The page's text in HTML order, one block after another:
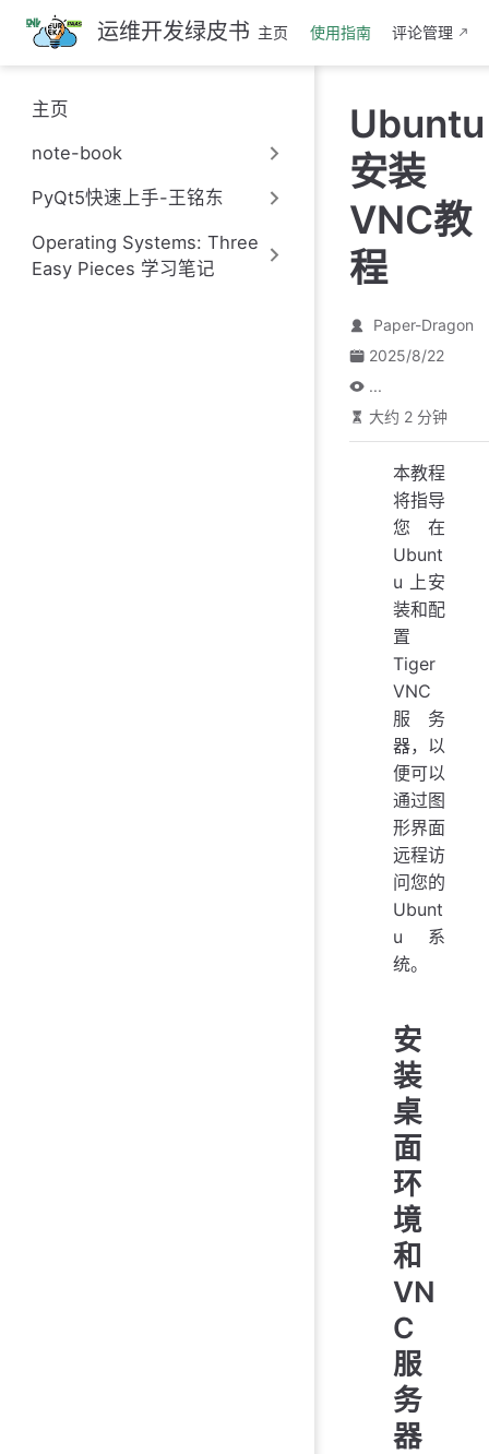
跳
至
主
要
內
运维开发绿皮书 主页 使用指南 评论管理
主页
note-book
PyQt5快速上手-王铭东
Operating Systems: Three
Easy Pieces 学习笔记
Ubuntu
安装
VNC教
程
Paper-Dragon
2025/8/22
...
大约 2 分钟
本教程
将指导
您在
Ubunt
u 上安
装和配
置
Tiger
VNC
服务
器，以
便可以
通过图
形界面
远程访
问您的
Ubunt
u 系
统。
安
装
桌
面
环
境
和
VN
C
服
务
器